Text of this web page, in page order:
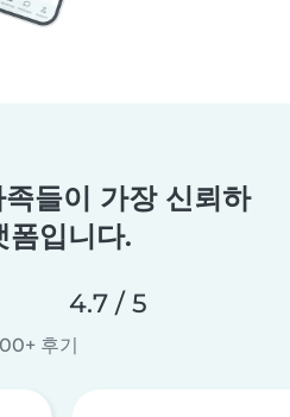
들이 가장 신뢰하
폼입니다.
4.7 / 5
후기